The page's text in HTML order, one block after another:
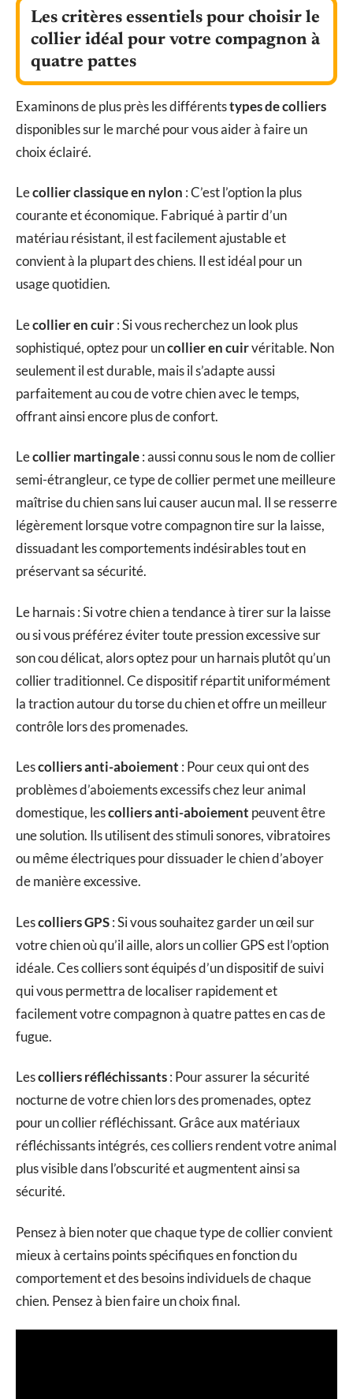
Les critères essentiels pour choisir le
collier idéal pour votre compagnon à
quatre pattes
Examinons de plus près les différentstypes de colliers
disponibles sur le marché pour vous aider à faire un
choix éclairé.
Lecollier classique en nylon : C’est l’option la plus
courante et économique. Fabriqué à partir d’un
matériau résistant, il est facilement ajustable et
convient à la plupart des chiens. Il est idéal pour un
usage quotidien.
Lecollier en cuir: Si vous recherchez un look plus
sophistiqué, optez pour uncollier en cuirvéritable. Non
seulement il est durable, mais il s’adapte aussi
parfaitement au cou de votre chien avec le temps,
offrant ainsi encore plus de confort.
Lecollier martingale: aussi connu sous le nom de collier
semi-étrangleur, ce type de collier permet une meilleure
maîtrise du chien sans lui causer aucun mal. Il se resserre
légèrement lorsque votre compagnon tire sur la laisse,
dissuadant les comportements indésirables tout en
préservant sa sécurité.
Le harnais : Si votre chien a tendance à tirer sur la laisse
ou si vous préférez éviter toute pression excessive sur
son cou délicat, alors optez pour un harnais plutôt qu’un
collier traditionnel. Ce dispositif répartit uniformément
la traction autour du torse du chien et offre un meilleur
contrôle lors des promenades.
Lescolliers anti-aboiement : Pour ceux qui ont des
problèmes d’aboiements excessifs chez leur animal
domestique, lescolliers anti-aboiement peuvent être
une solution. Ils utilisent des stimuli sonores, vibratoires
ou même électriques pour dissuader le chien d’aboyer
de manière excessive.
Lescolliers GPS: Si vous souhaitez garder un œil sur
votre chien où qu’il aille, alors un collier GPS est l’option
idéale. Ces colliers sont équipés d’un dispositif de suivi
qui vous permettra de localiser rapidement et
facilement votre compagnon à quatre pattes en cas de
fugue.
Lescolliers réfléchissants: Pour assurer la sécurité
nocturne de votre chien lors des promenades, optez
pour un collier réfléchissant. Grâce aux matériaux
réfléchissants intégrés, ces colliers rendent votre animal
plus visible dans l’obscurité et augmentent ainsi sa
sécurité.
Pensez à bien noter que chaque type de collier convient
mieux à certains points spécifiques en fonction du
comportement et des besoins individuels de chaque
chien. Pensez à bien faire un choix final.